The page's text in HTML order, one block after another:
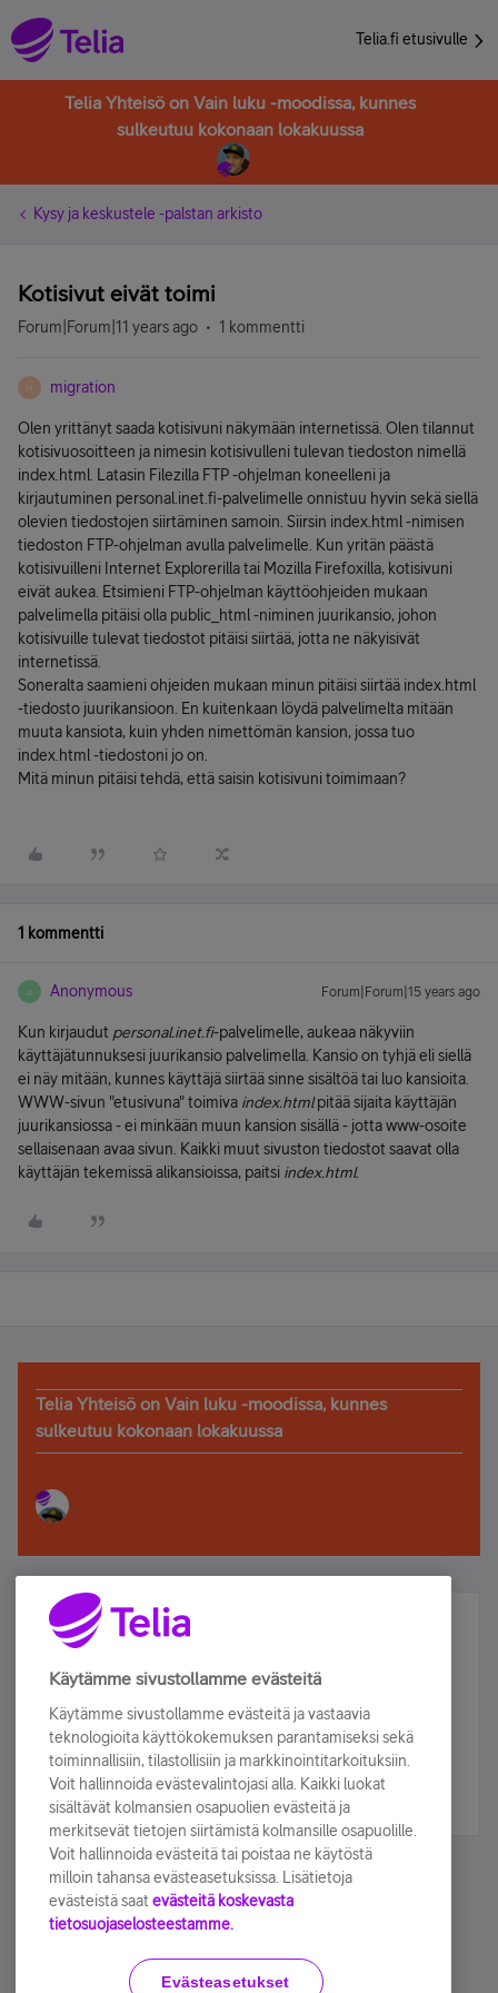
Telia.fi etusivulle
Telia Yhteisö on Vain luku -moodissa, kunnes
sulkeutuu kokonaan lokakuussa
Kysy ja keskustele -palstan arkisto
Kotisivut eivät toimi
Forum|Forum|11 years ago 1 kommentti
M migration
Olen yrittänyt saada kotisivuni näkymään internetissä. Olen tilannut
kotisivuosoitteen ja nimesin kotisivulleni tulevan tiedoston nimellä
index.html. Latasin Filezilla FTP -ohjelman koneelleni ja
kirjautuminen personal.inet.fi-palvelimelle onnistuu hyvin sekä siellä
olevien tiedostojen siirtäminen samoin. Siirsin index.html -nimisen
tiedoston FTP-ohjelman avulla palvelimelle. Kun yritän päästä
kotisivuilleni Internet Explorerilla tai Mozilla Firefoxilla, kotisivuni
eivät aukea. Etsimieni FTP-ohjelman käyttöohjeiden mukaan
palvelimella pitäisi olla public_html -niminen juurikansio, johon
kotisivuille tulevat tiedostot pitäisi siirtää, jotta ne näkyisivät
internetissä.
Soneralta saamieni ohjeiden mukaan minun pitäisi siirtää index.html
-tiedosto juurikansioon. En kuitenkaan löydä palvelimelta mitään
muuta kansiota, kuin yhden nimettömän kansion, jossa tuo
index.html -tiedostoni jo on.
Mitä minun pitäisi tehdä, että saisin kotisivuni toimimaan?
1 kommentti
A Anonymous Forum|Forum|15 years ago
Kun kirjaudut personal.inet.fi-palvelimelle, aukeaa näkyviin
käyttäjätunnuksesi juurikansio palvelimella. Kansio on tyhjä eli siellä
ei näy mitään, kunnes käyttäjä siirtää sinne sisältöä tai luo kansioita.
WWW-sivun "etusivuna" toimiva index.htmlpitää sijaita käyttäjän
juurikansiossa - ei minkään muun kansion sisällä - jotta www-osoite
sellaisenaan avaa sivun. Kaikki muut sivuston tiedostot saavat olla
käyttäjän tekemissä alikansioissa, paitsi index.html.
Telia Yhteisö on Vain luku -moodissa, kunnes
sulkeutuu kokonaan lokakuussa
Älä jää paitsi – osallistu ja voita!
Tilaa Telian uutiskirje ja olet mukana arvonnassa.
sähköpostiisi.
Tilaa nyt
Käyttöehdot Accessibility statement
Käytämme sivustollamme evästeitä
Käytämme sivustollamme evästeitä ja vastaavia
teknologioita käyttökokemuksen parantamiseksi sekä
toiminnallisiin, tilastollisiin ja markkinointitarkoituksiin.
Voit hallinnoida evästevalintojasi alla. Kaikki luokat
sisältävät kolmansien osapuolien evästeitä ja
merkitsevät tietojen siirtämistä kolmansille osapuolille.
Voit hallinnoida evästeitä tai poistaa ne käytöstä
milloin tahansa evästeasetuksissa. Lisätietoja
evästeistä saat evästeitä koskevasta
tietosuojaselosteestamme.
Evästeasetukset